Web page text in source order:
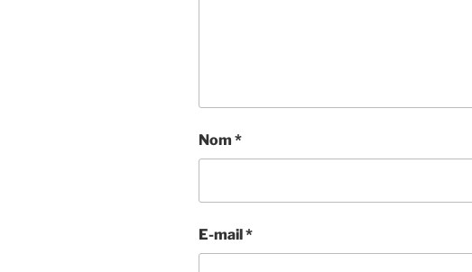
Nom *
E-mail*